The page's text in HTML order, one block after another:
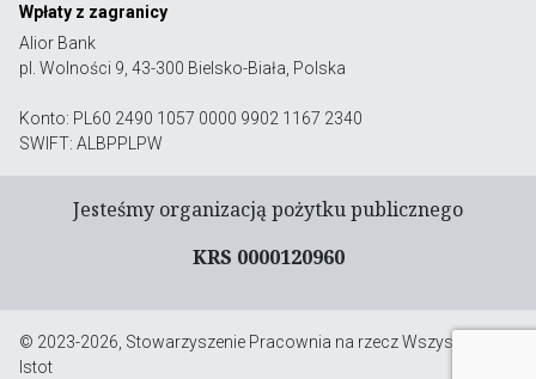
Wpłaty z zagranicy
Alior Bank
pl. Wolności 9, 43-300 Bielsko-Biała, Polska
Konto: PL60 2490 1057 0000 9902 1167 2340
SWIFT: ALBPPLPW
Jesteśmy organizacją pożytku publicznego
KRS 0000120960
© 2023-2026, Stowarzyszenie Pracownia na rzecz Wszystkich
Istot